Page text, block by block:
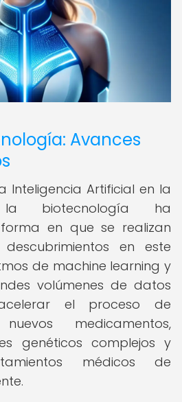
Avances
Inteligencia Artificial en la
biotecnología ha
en que se realizan
en este
de machine learning y
volúmenes de datos
el proceso de
medicamentos,
genéticos complejos y
médicos de